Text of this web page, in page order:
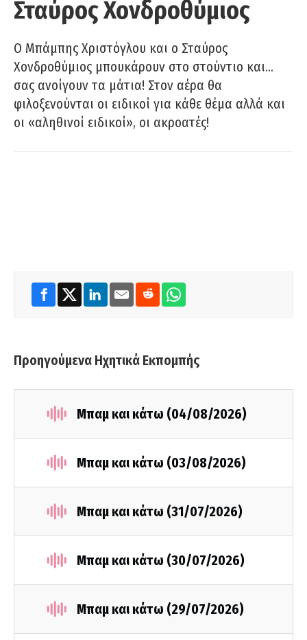
Σταύρος Χονδροθύμιος
O Μπάμπης Χριστόγλου και ο Σταύρος
Χονδροθύμιος μπουκάρουν στο στούντιο και…
σας ανοίγουν τα μάτια! Στον αέρα θα
φιλοξενούνται οι ειδικοί για κάθε θέμα αλλά και
οι «αληθινοί ειδικοί», οι ακροατές!
Προηγούμενα Ηχητικά Εκπομπής
Μπαμ και κάτω (04/08/2026)
Μπαμ και κάτω (03/08/2026)
Μπαμ και κάτω (31/07/2026)
Μπαμ και κάτω (30/07/2026)
Μπαμ και κάτω (29/07/2026)